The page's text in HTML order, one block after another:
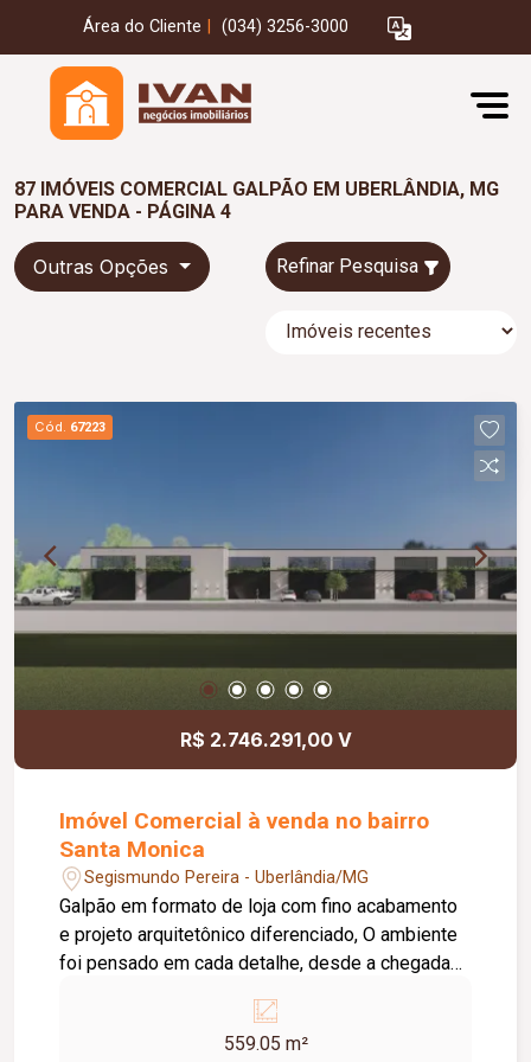
Área do Cliente (034) 3256-3000
87 IMÓVEIS COMERCIAL GALPÃO EM UBERLÂNDIA, MG
PARA VENDA - PÁGINA 4
Outras Opções Refinar Pesquisa
Cód. 67223
R$ 2.746.291,00 V
Imóvel Comercial à venda no bairro
Santa Monica
Segismundo Pereira - Uberlândia/MG
Galpão em formato de loja com fino acabamento
e projeto arquitetônico diferenciado, O ambiente
foi pensado em cada detalhe, desde a chegada
para estacionamento, frente em pergolado,
portas automatizadas com seis metros de altura
559.05 m²